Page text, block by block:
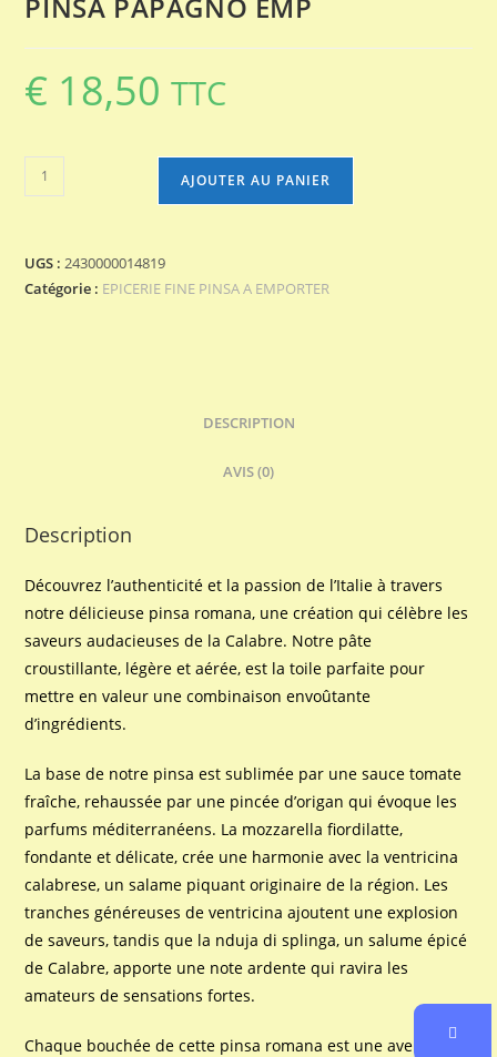
€ 18,50 TTC
quantité
de
EMP
AJOUTER AU PANIER
UGS :2430000014819
Catégorie : EPICERIE FINE PINSA A EMPORTER
DESCRIPTION
AVIS (0)
Description
Découvrez l’authenticité et la passion de l’Italie à travers
notre délicieuse pinsa romana, une création qui célèbre les
saveurs audacieuses de la Calabre. Notre pâte
croustillante, légère et aérée, est la toile parfaite pour
mettre en valeur une combinaison envoûtante
d’ingrédients.
La base de notre pinsa est sublimée par une sauce tomate
fraîche, rehaussée par une pincée d’origan qui évoque les
parfums méditerranéens. La mozzarella fiordilatte,
fondante et délicate, crée une harmonie avec la ventricina
calabrese, un salame piquant originaire de la région. Les
tranches généreuses de ventricina ajoutent une explosion
de saveurs, tandis que la nduja di splinga, un salume épicé
de Calabre, apporte une note ardente qui ravira les
amateurs de sensations fortes.
Chaque bouchée de cette pinsa romana est une aventure